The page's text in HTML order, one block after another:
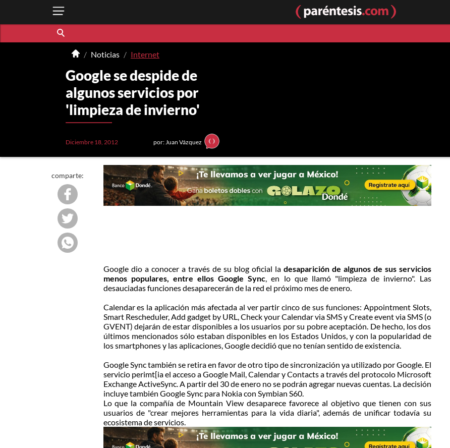
Noticias Internet
Google se despide de
algunos servicios por
'limpieza de invierno'
Diciembre 18, 2012 por: Juan Vázquez
comparte:
Google dio a conocer a través de su blog oficial la desaparición de algunos de sus servicios
menos populares, entre ellos Google Sync , en lo que llamó "limpieza de invierno". Las
desauciadas funciones desaparecerán de la red el próximo mes de enero.
Calendar es la aplicación más afectada al ver partir cinco de sus funciones: Appointment Slots,
Smart Rescheduler, Add gadget by URL, Check your Calendar via SMS y Create event via SMS (o
GVENT) dejarán de estar disponibles a los usuarios por su pobre aceptación. De hecho, los dos
últimos mencionados sólo estaban disponibles en los Estados Unidos, y con la popularidad de
los smartphones y las aplicaciones, Google decidió que no tenían sentido de existencia.
Google Sync también se retira en favor de otro tipo de sincronización ya utilizado por Google. El
servicio perimt[ia el acceso a Google Mail, Calendar y Contacts a través del protocolo Microsoft
Exchange ActiveSync. A partir del 30 de enero no se podrán agregar nuevas cuentas. La decisión
incluye también Google Sync para Nokia con Symbian S60.
Lo que la compañía de Mountain View desaparece favorece al objetivo que tienen con sus
usuarios de "crear mejores herramientas para la vida diaria", además de unificar todavía su
ecosistema de servicios.